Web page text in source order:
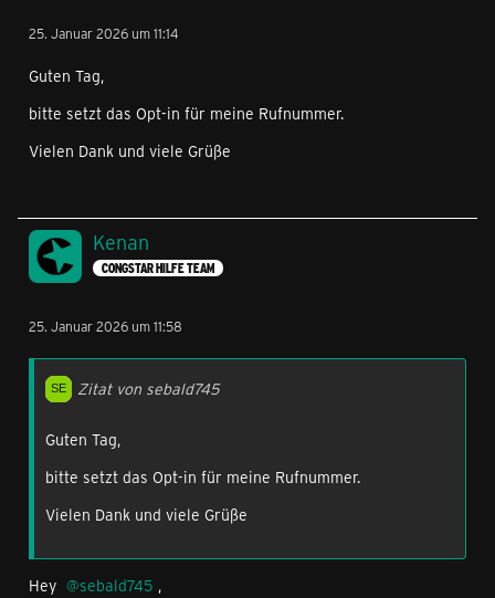
25. Januar 2026 um 11:14
Guten Tag,
bitte setzt das Opt-in für meine Rufnummer.
Vielen Dank und viele Grüße
Kenan
CONGSTAR HILFE TEAM
25. Januar 2026 um 11:58
Zitat von sebald745
Guten Tag,
bitte setzt das Opt-in für meine Rufnummer.
Vielen Dank und viele Grüße
Hey sebald745 ,